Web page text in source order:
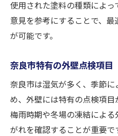
使用された塗料の種類によ
意見を参考にすることで、
が可能です。
奈良市特有の外壁点検項目
奈良市は湿気が多く、季節
め、外壁には特有の点検項目
梅雨時期や冬場の凍結によ
がれを確認することが重要